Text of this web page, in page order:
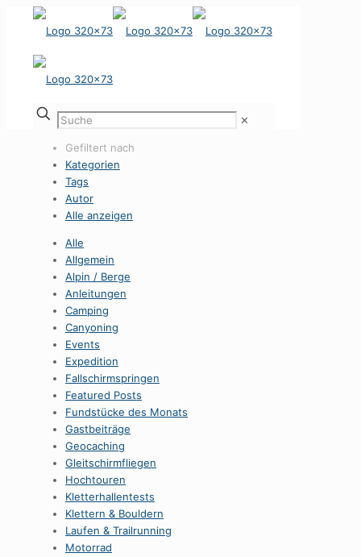
✕
Gefiltert nach
Kategorien
Tags
Autor
Alle anzeigen
Alle
Allgemein
Alpin / Berge
Anleitungen
Camping
Canyoning
Events
Expedition
Fallschirmspringen
Featured Posts
Fundstücke des Monats
Gastbeiträge
Geocaching
Gleitschirmfliegen
Hochtouren
Kletterhallentests
Klettern & Bouldern
Laufen & Trailrunning
Motorrad